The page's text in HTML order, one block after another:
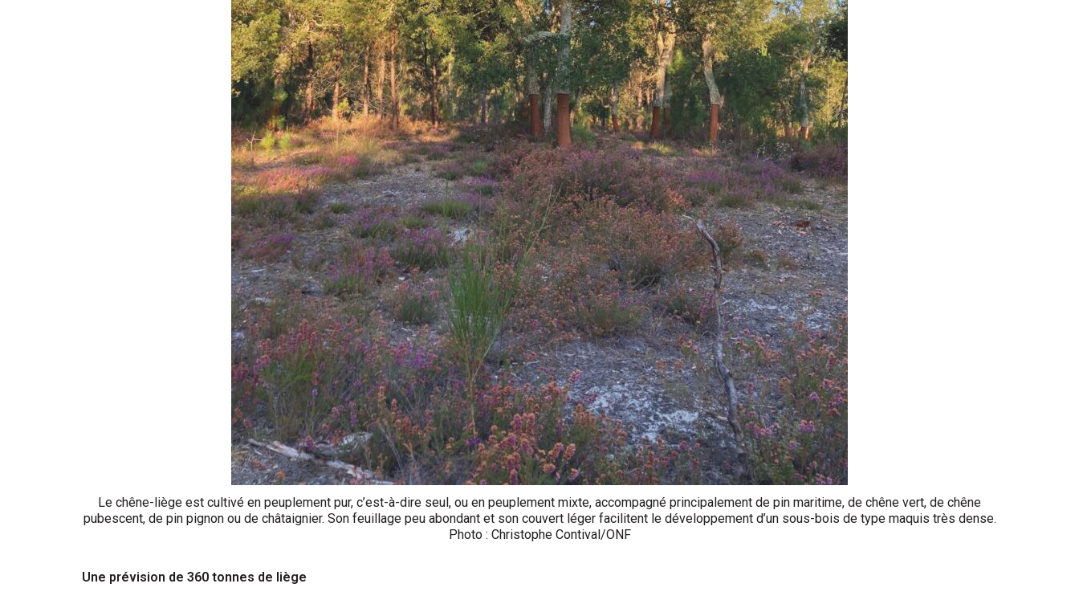
Le chêne-liège est cultivé en peuplement pur, c’est-à-dire seul, ou en peuplement mixte, accompagné principalement de pin maritime, de chêne vert, de chêne
pubescent, de pin pignon ou de châtaignier. Son feuillage peu abondant et son couvert léger facilitent le développement d’un sous-bois de type maquis très dense.
Photo : Christophe Contival/ONF
Une prévision de 360 tonnes de liège